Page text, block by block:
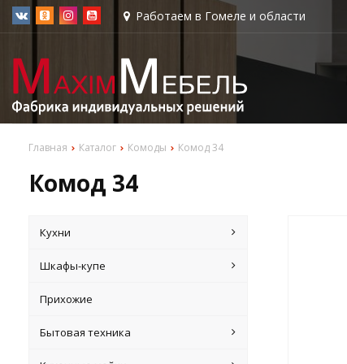
Работаем в Гомеле и области
Главная Каталог Комоды Комод 34
Комод 34
Кухни
Шкафы-купе
Прихожие
Бытовая техника